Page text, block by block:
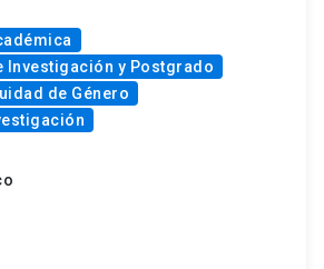
Investigación y Postgrado
de Género